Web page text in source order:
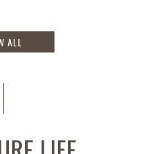
ALL